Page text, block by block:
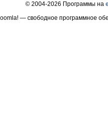
© 2004-2026 Программы на
— свободное программное